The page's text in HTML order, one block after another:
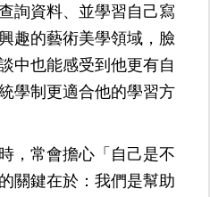
詢資料、並學習自己寫
趣的藝術美學領域，臉
中也能感受到他更有自
學制更適合他的學習方
，常會擔心「自己是不
關鍵在於：我們是幫助